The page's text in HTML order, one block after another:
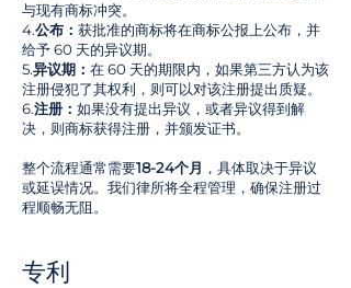
与现有商标冲突。
4.公布： 获批准的商标将在商标公报上公布，并
给予 60 天的异议期。
5.异议期： 在 60 天的期限内，如果第三方认为该
注册侵犯了其权利，则可以对该注册提出质疑。
6.注册： 如果没有提出异议，或者异议得到解
决，则商标获得注册，并颁发证书。
整个流程通常需要18-24个月 ，具体取决于异议
或延误情况。我们律所将全程管理，确保注册过
程顺畅无阻。
专利